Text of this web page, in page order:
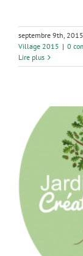
septembre 9th, 2015
Village 2015 | 0
Lire plus